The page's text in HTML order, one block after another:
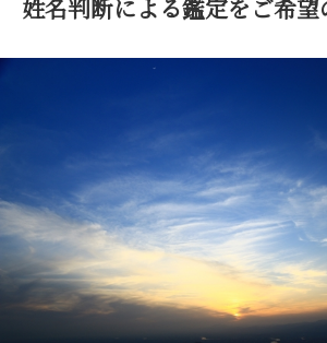
姓名判断による鑑定をご希望